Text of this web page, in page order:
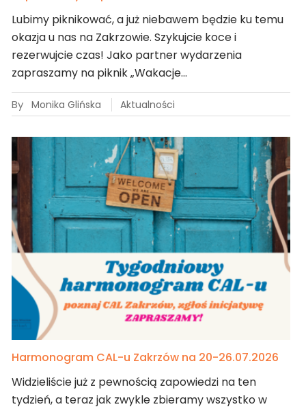
Lubimy piknikować, a już niebawem będzie ku temu
okazja u nas na Zakrzowie. Szykujcie koce i
rezerwujcie czas! Jako partner wydarzenia
zapraszamy na piknik „Wakacje…
By Monika Glińska Aktualności
Harmonogram CAL-u Zakrzów na 20-26.07.2026
Widzieliście już z pewnością zapowiedzi na ten
tydzień, a teraz jak zwykle zbieramy wszystko w